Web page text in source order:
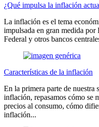
¿Qué impulsa la inflación
La inflación es el tema
impulsada en gran medida por
Federal y otros bancos
Características de la inflación
En la primera parte de nuestra
inflación, repasamos cómo se
precios al consumo, cómo
inflación...